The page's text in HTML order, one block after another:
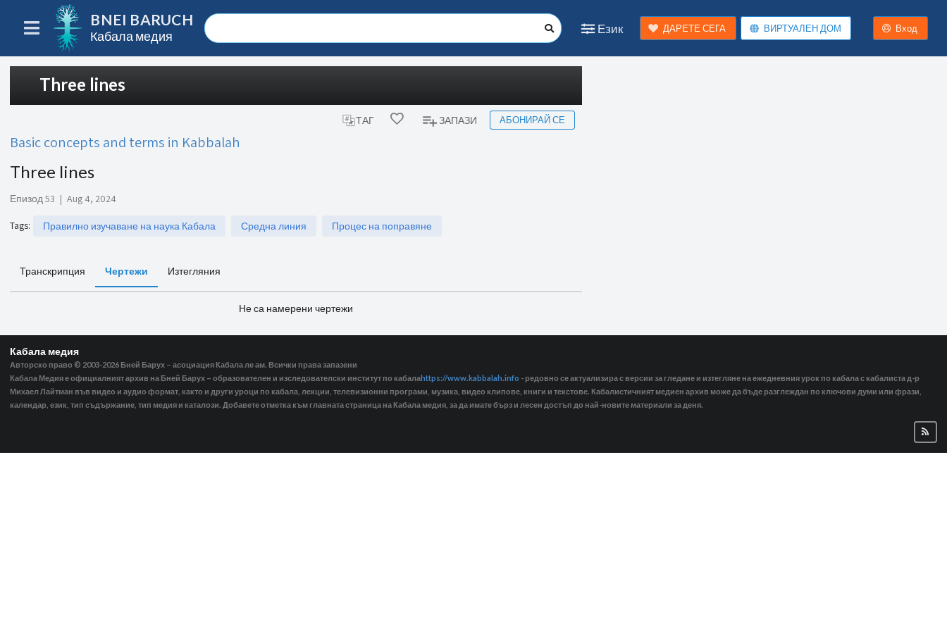
BNEI BARUCH
Кабала медия
Език ДАРЕТЕ СЕГА ВИРТУАЛЕН ДОМ Вход
Three lines
ТАГ ЗАПАЗИ АБОНИРАЙ СЕ
Basic concepts and terms in Kabbalah
Three lines
Епизод 53 | Aug 4, 2024
Tags: Правилно изучаване на наука Кабала Средна линия Процес на поправяне
Транскрипция Чертежи Изтегляния
Не са намерени чертежи
Кабала медия
Авторско право © 2003-2026 Бней Барух – асоциация Кабала ле ам. Всички права запазени
Кабала Медия е официалният архив на Бней Барух – образователен и изследователски институт по кабалаhttps://www.kabbalah.info - редовно се актуализира с версии за гледане и изтегляне на ежедневния урок по кабала с кабалиста д-р
Михаел Лайтман във видео и аудио формат, както и други уроци по кабала, лекции, телевизионни програми, музика, видео клипове, книги и текстове. Кабалистичният медиен архив може да бъде разглеждан по ключови думи или фрази,
календар, език, тип съдържание, тип медия и каталози. Добавете отметка към главната страница на Кабала медия, за да имате бърз и лесен достъп до най-новите материали за деня.